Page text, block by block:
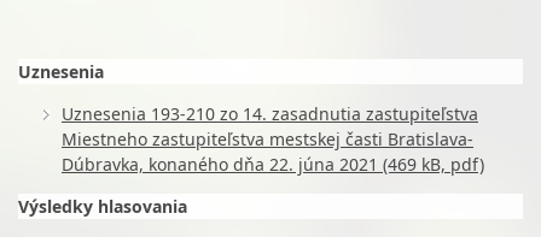
Uznesenia
Uznesenia 193-210 zo 14. zasadnutia zastupiteľstva
Miestneho zastupiteľstva mestskej časti Bratislava-
Dúbravka, konaného dňa 22. júna 2021 (469 kB, pdf)
Výsledky hlasovania